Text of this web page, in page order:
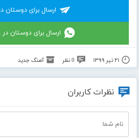
ارسال برای دوستان
ارسال برای دوستان
۲۱ تیر ۱۳۹۹ 0 نظر آهنگ جدید
نظرات کاربران